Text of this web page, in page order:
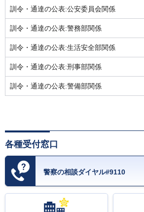
訓令・通達の公表:公安委員会関係
訓令・通達の公表:警務部関係
訓令・通達の公表:生活安全部関係
訓令・通達の公表:刑事部関係
訓令・通達の公表:警備部関係
各種受付窓口
警察の相談ダイヤル#9110